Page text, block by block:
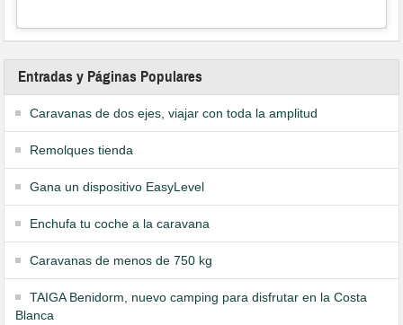
Entradas y Páginas Populares
Caravanas de dos ejes, viajar con toda la amplitud
Remolques tienda
Gana un dispositivo EasyLevel
Enchufa tu coche a la caravana
Caravanas de menos de 750 kg
TAIGA Benidorm, nuevo camping para disfrutar en la Costa
Blanca